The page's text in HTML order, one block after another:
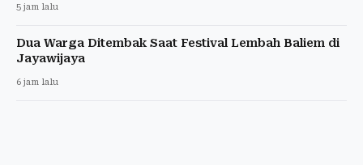
5 jam lalu
Dua Warga Ditembak Saat Festival Lembah Baliem di
Jayawijaya
6 jam lalu